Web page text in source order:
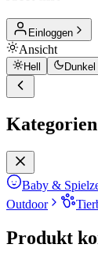
Einloggen
Ansicht
Hell Dunkel
Kategorien
Baby &
Outdoor
Produkt